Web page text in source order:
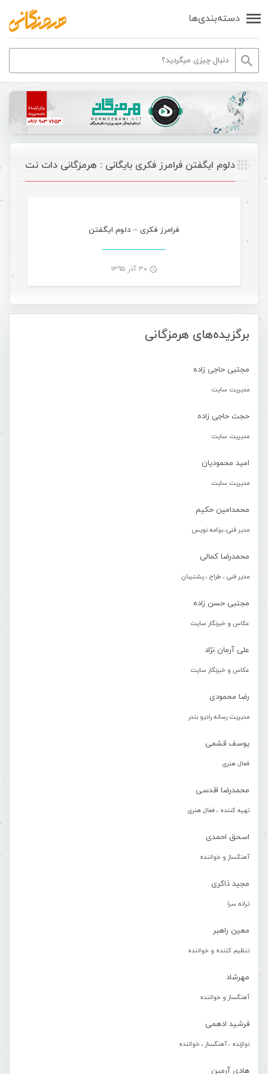
دسته‌بندی‌ها
برگزیده‌های هرمزگانی
مجتبی حاجی زاده
مدیریت سایت
حجت حاجی زاده
مدیریت سایت
امید محمودیان
مدیریت سایت
محمدامین حکیم
مدیر فنی، برنامه نویس
محمدرضا کمالی
مدیر فنی ، طراح ، پشتیبان
مجتبی حسن زاده
عکاس و خبرنگار سایت
علی آرمان نژاد
عکاس و خبرنگار سایت
رضا محمودی
مدیریت رسانه رادیو بندر
یوسف قشمی
فعال هنری
محمدرضا اقدسی
تهیه کننده ، فعال هنری
اسحق احمدی
آهنگساز و خواننده
مجید ذاکری
ترانه سرا
معین راهبر
تنظیم کننده و خواننده
مهرشاد
آهنگساز و خواننده
فرشید ادهمی
نوازنده ، آهنگساز ، خواننده
هادی آرمین
دلوم ایگفتن فرامرز فکری بایگانی : هرمزگانی دات نت
فرامرز فکری – دلوم ایگفتن
۳۰ آذر ۱۳۹۵